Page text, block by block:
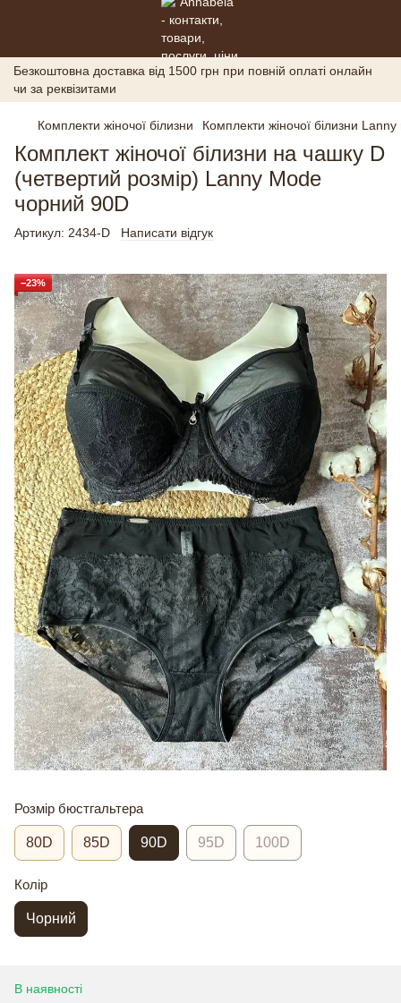
Безкоштовна доставка від 1500 грн при повній оплаті онлайн
чи за реквізитами
Комплекти жіночої білизни Комплекти жіночої білизни
Комплект жіночої білизни на чашку D
(четвертий розмір) Lanny Mode
чорний 90D
Артикул: 2434-D Написати відгук
−23%
Розмір бюстгальтера
80D 85D 90D 95D 100D
Колір
Чорний
В наявності